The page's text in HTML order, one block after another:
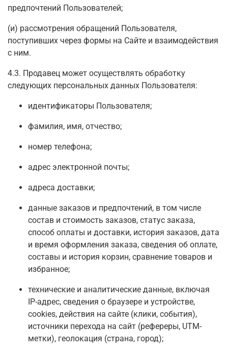
предпочтений Пользователей;
(и) рассмотрения обращений Пользователя,
поступивших через формы на Сайте и взаимодействия
с ним.
4.3. Продавец может осуществлять обработку
следующих персональных данных Пользователя:
идентификаторы Пользователя;
фамилия, имя, отчество;
номер телефона;
адрес электронной почты;
адреса доставки;
данные заказов и предпочтений, в том числе
состав и стоимость заказов, статус заказа,
способ оплаты и доставки, история заказов, дата
и время оформления заказа, сведения об оплате,
составы и история корзин, сравнение товаров и
избранное;
технические и аналитические данные, включая
IP-адрес, сведения о браузере и устройстве,
сookies, действия на сайте (клики, события),
источники перехода на сайт (рефереры, UTM-
метки), геолокация (страна, город);